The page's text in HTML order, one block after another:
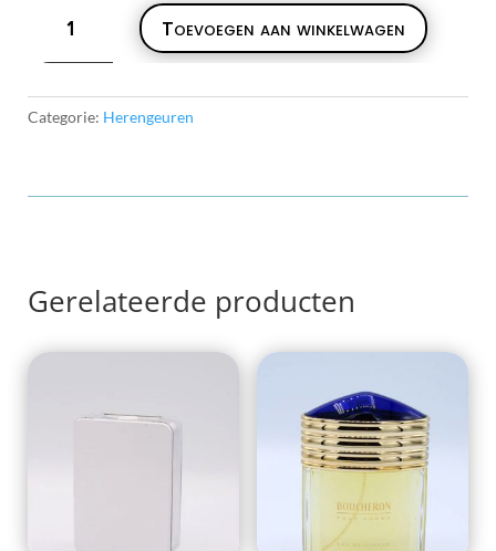
L'Homme
Toevoegen aan winkelwagen
Categorie: Herengeuren
Gerelateerde producten